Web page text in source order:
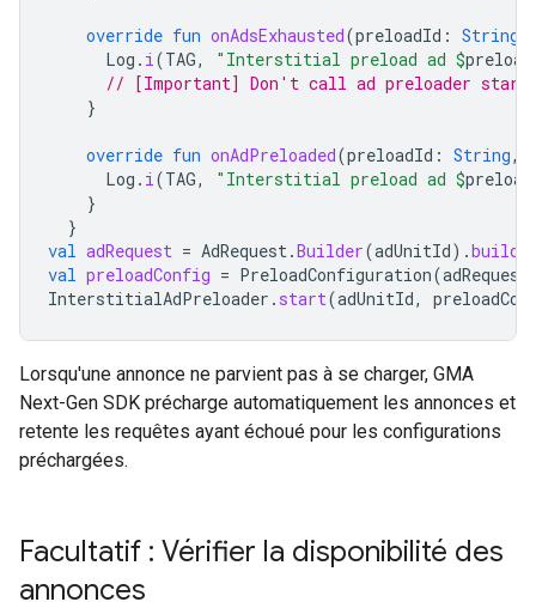
override fun onAdsExhausted(preloadId : String
Log . i(TAG, "Interstitial preload ad $
// [Important] Don't call ad preloader
}
override fun onAdPreloaded(preloadId : String,
Log . i(TAG, "Interstitial preload ad $
}
}
val adRequest = AdRequest.Builder(adUnitId).build
val preloadConfig = PreloadConfiguration(adRequest
InterstitialAdPreloader . start(adUnitId,
Lorsqu'une annonce ne parvient pas à se charger, GMA
Next-Gen SDK précharge automatiquement les annonces et
retente les requêtes ayant échoué pour les configurations
préchargées.
Facultatif : Vérifier la disponibilité des
annonces